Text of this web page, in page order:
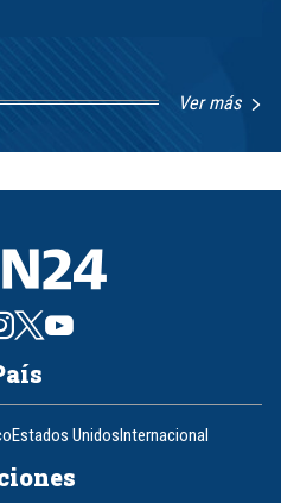
Ver más
Estados UnidosInternacional